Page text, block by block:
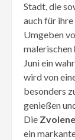
Stadt, die
auch für
Umgeben
malerischen
Juni ein
wird von
besonders
genießen
Die
ein